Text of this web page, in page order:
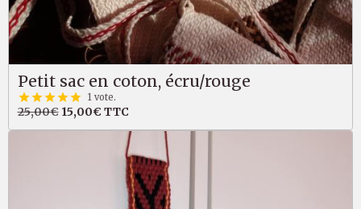
Petit sac en coton, écru/rouge
1 vote.
25,00€ 15,00€ TTC